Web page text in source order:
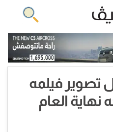
تصوير فيلمه
نهاية العام